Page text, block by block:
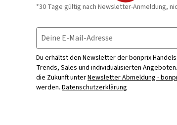
*30 Tage gültig nach Newsletter-Anmeldung,
Deine E-Mail-Adresse
Du erhältst den Newsletter der bonprix
Trends, Sales und individualisierten
die Zukunft unterNewsletter Abmeldung -
werden. Datenschutzerklärung